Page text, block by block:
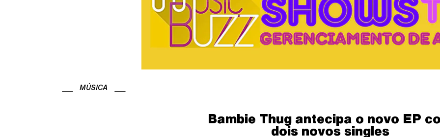
MÚSICA
Bambie Thug antecipa o novo EP
dois novos singles